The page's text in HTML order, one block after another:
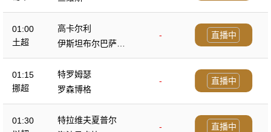
01:00
土超
高卡尔利
-
伊斯坦布尔巴萨克
塞尔
直播中
01:15
挪超
特罗姆瑟
-
罗森博格
直播中
01:30
特拉维夫夏普尔
-
直播中